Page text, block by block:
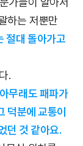
하는 저뿐만
절대 돌아가고
.
아무래도 패파가
덕분에 교통이
던 것 같아요.